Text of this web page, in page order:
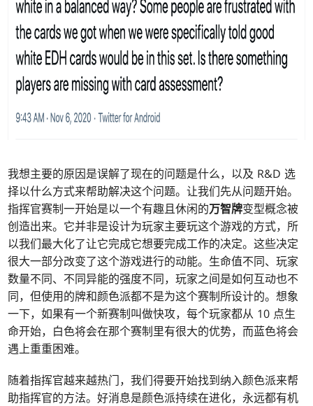
我想主要的原因是误解了现在的问题是什么，以及 R&D 选
择以什么方式来帮助解决这个问题。让我们先从问题开始。
指挥官赛制一开始是以一个有趣且休闲的万智牌变型概念被
创造出来。它并非是设计为玩家主要玩这个游戏的方式，所
以我们最大化了让它完成它想要完成工作的决定。这些决定
很大一部分改变了这个游戏进行的动能。生命值不同、玩家
数量不同、不同异能的强度不同，玩家之间是如何互动也不
同，但使用的牌和颜色派都不是为这个赛制所设计的。想象
一下，如果有一个新赛制叫做快攻，每个玩家都从 10 点生
命开始，白色将会在那个赛制里有很大的优势，而蓝色将会
遇上重重困难。
随着指挥官越来越热门，我们得要开始找到纳入颜色派来帮
助指挥官的方法。好消息是颜色派持续在进化，永远都有机